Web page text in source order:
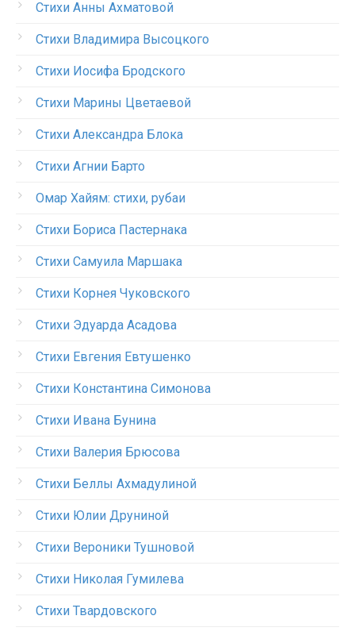
Стихи Анны Ахматовой
Стихи Владимира Высоцкого
Стихи Иосифа Бродского
Стихи Марины Цветаевой
Стихи Александра Блока
Стихи Агнии Барто
Омар Хайям: стихи, рубаи
Стихи Бориса Пастернака
Стихи Самуила Маршака
Стихи Корнея Чуковского
Стихи Эдуарда Асадова
Стихи Евгения Евтушенко
Стихи Константина Симонова
Стихи Ивана Бунина
Стихи Валерия Брюсова
Стихи Беллы Ахмадулиной
Стихи Юлии Друниной
Стихи Вероники Тушновой
Стихи Николая Гумилева
Стихи Твардовского